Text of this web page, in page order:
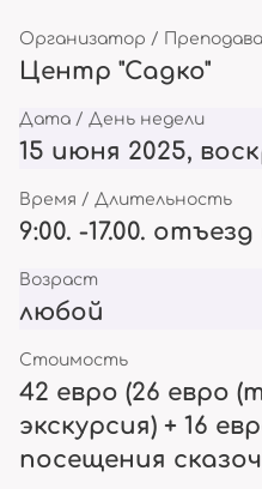
Организатор /
Центр "Садко"
Дата / День недели
15 июня 2025,
Время / Длительность
9:00. -17.00.
Возраст
любой
Стоимость
42 евро (26 евро
экскурсия) + 16
посещения